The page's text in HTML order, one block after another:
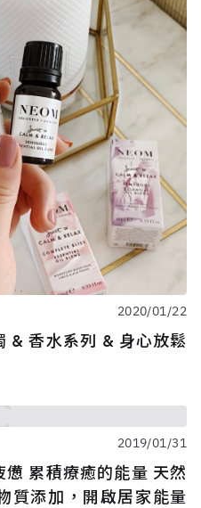
2020/01/22
& 香水系列 & 身心放鬆
2019/01/31
累積療癒的能量 天然
質添加，開啟居家能量